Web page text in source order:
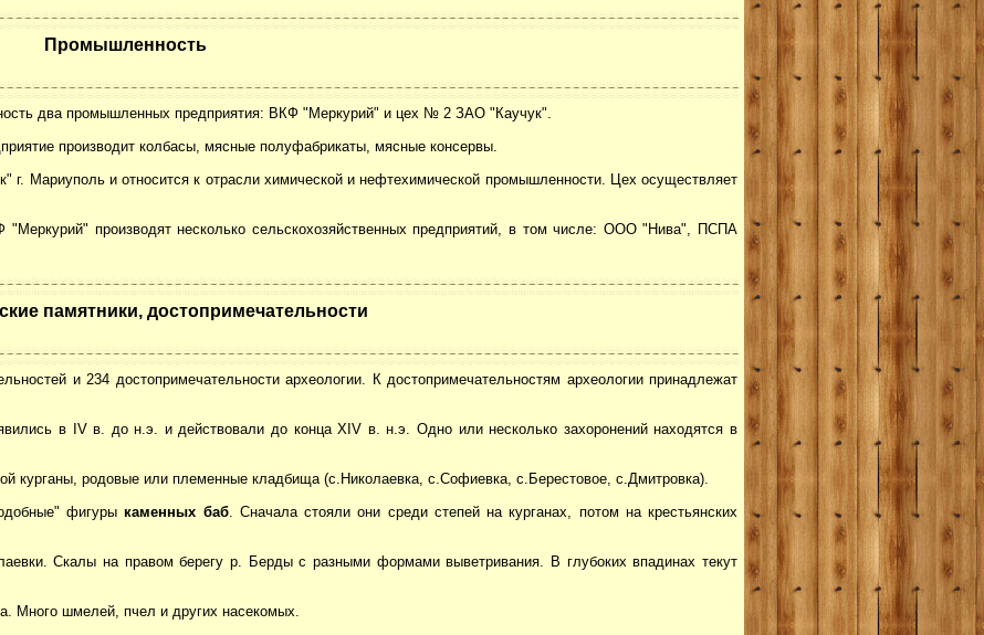
Промышленность
два промышленных предприятия: ВКФ "Меркурий" и цех № 2 ЗАО "Каучук".
производит колбасы, мясные полуфабрикаты, мясные консервы.
Мариуполь и относится к отрасли химической и нефтехимической промышленности. Цех осуществляет
производят несколько сельскохозяйственных предприятий, в том числе: ООО "Нива", ПСПА
памятники, достопримечательности
и 234 достопримечательности археологии. К достопримечательностям археологии принадлежат
в IV в. до н.э. и действовали до конца XIV в. н.э. Одно или несколько захоронений находятся в
курганы, родовые или племенные кладбища (с.Николаевка, с.Софиевка, с.Берестовое, с.Дмитровка).
фигурыкаменных баб. Сначала стояли они среди степей на курганах, потом на крестьянских
Скалы на правом берегу р. Берды с разными формами выветривания. В глубоких впадинах текут
Много шмелей, пчел и других насекомых.